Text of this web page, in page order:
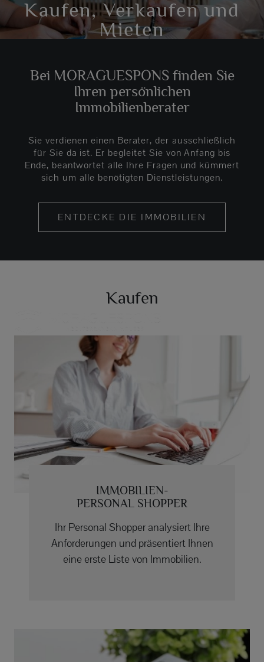
Kaufen, Verkaufen und
Mieten
Bei MORAGUESPONS finden Sie
Ihren persönlichen
Immobilienberater
Sie verdienen einen Berater, der ausschließlich
für Sie da ist. Er begleitet Sie von Anfang bis
Ende, beantwortet alle Ihre Fragen und kümmert
sich um alle benötigten Dienstleistungen.
ENTDECKE DIE IMMOBILIEN
Kaufen
IMMOBILIEN-
PERSONAL SHOPPER
Ihr Personal Shopper analysiert Ihre
Anforderungen und präsentiert Ihnen
eine erste Liste von Immobilien.